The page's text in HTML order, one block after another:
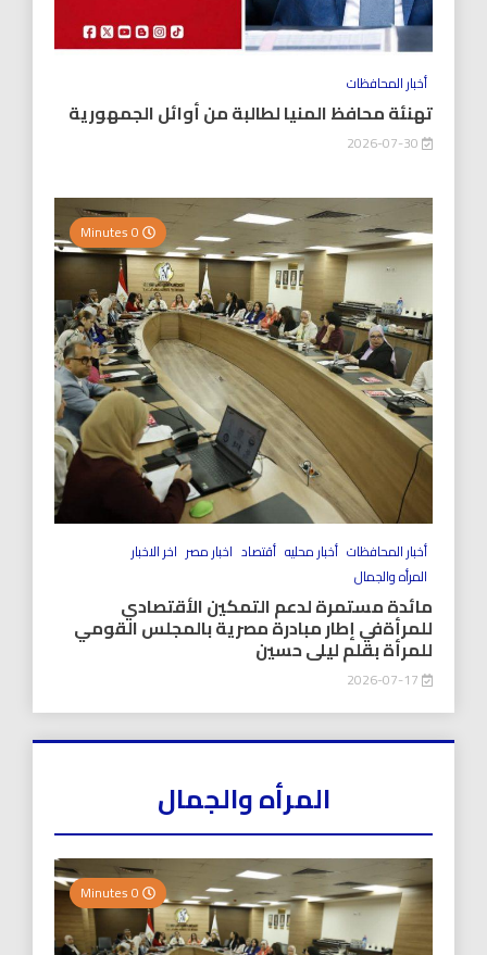
أخبار المحافظات
تهنئة محافظ المنيا لطالبة من أوائل الجمهورية
أخبار المحافظات أخبار محليه أقتصاد اخبار مصر اخر الاخبار
المرأه والجمال
مائدة مستمرة لدعم التمكين الأقتصادي
للمرأةفي إطار مبادرة مصرية بالمجلس القومي
للمرأة بقلم ليلى حسين
المرأه والجمال